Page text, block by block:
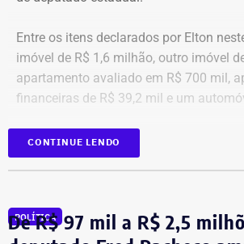
Passados oito anos após as agrssões
públicas nacionalmente, Cristiane cita
item que acredita ser necessário que as
tenham mais rigor.
“A Lei Maria da Penha é muito boa. Eu
vulneráveis. Porque apesar de alguma
acionar o botão do pânico, não há uma
Entre os itens declarados por Elton
imóvel de R$ 1,6 milhão, outro imóvel
apartamento avaliado em R$ 700 mil,
financeiras de R$ 39,2 mil e um
CONTINUE LENDO
POLÍTICA
De R$ 97 mil a R$ 2,5